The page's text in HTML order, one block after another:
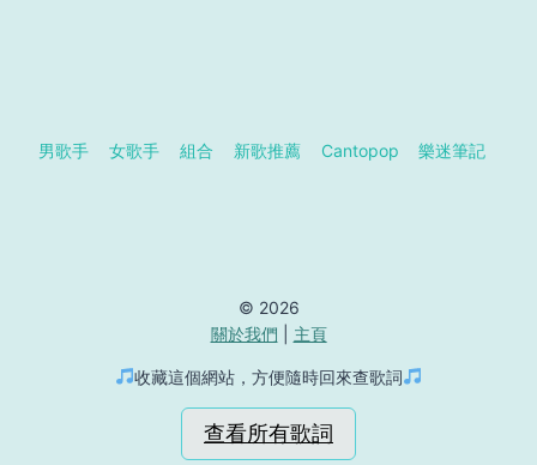
男歌手 女歌手 組合 新歌推薦 Cantopop 樂迷筆記
© 2026
關於我們
主頁
收藏這個網站，方便隨時回來查歌詞
查看所有歌詞